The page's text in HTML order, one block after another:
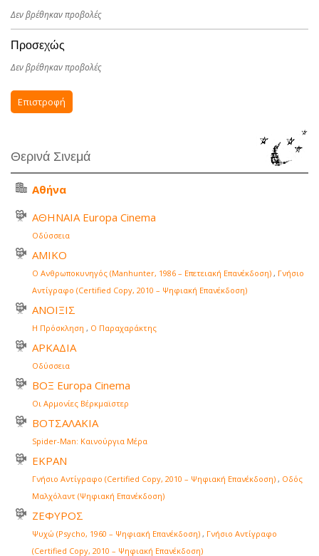
Δεν βρέθηκαν προβολές
Προσεχώς
Δεν βρέθηκαν προβολές
Επιστροφή
Θερινά Σινεμά
Αθήνα
ΑΘΗΝΑΙΑ Europa Cinema
Οδύσσεια
ΑΜΙΚΟ
Ο Ανθρωποκυνηγός (Manhunter, 1986 – Επετειακή Επανέκδοση) , Γνήσιο
Αντίγραφο (Certified Copy, 2010 – Ψηφιακή Επανέκδοση)
ΑΝΟΙΞΙΣ
Η Πρόσκληση , Ο Παραχαράκτης
ΑΡΚΑΔΙΑ
Οδύσσεια
ΒΟΞ Europa Cinema
Οι Αρμονίες Βέρκμαϊστερ
ΒΟΤΣΑΛΑΚΙΑ
Spider-Man: Καινούργια Μέρα
ΕΚΡΑΝ
Γνήσιο Αντίγραφο (Certified Copy, 2010 – Ψηφιακή Επανέκδοση) , Οδός
Μαλχόλαντ (Ψηφιακή Επανέκδοση)
ΖΕΦΥΡΟΣ
Ψυχώ (Psycho, 1960 – Ψηφιακή Επανέκδοση) , Γνήσιο Αντίγραφο
(Certified Copy, 2010 – Ψηφιακή Επανέκδοση)